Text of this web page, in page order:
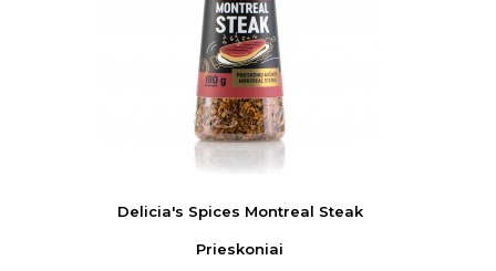
Delicia's Spices Montreal Steak
Prieskoniai